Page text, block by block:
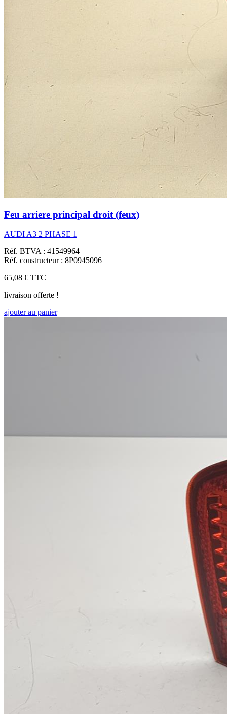
Feu arriere principal droit (feux)
AUDI A3 2 PHASE 1
Réf. BTVA : 41549964
Réf. constructeur : 8P0945096
65,08 € TTC
livraison offerte !
ajouter au panier